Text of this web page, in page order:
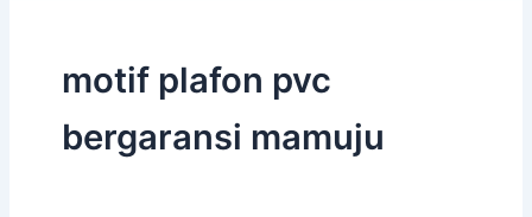
motif plafon pvc
bergaransi mamuju